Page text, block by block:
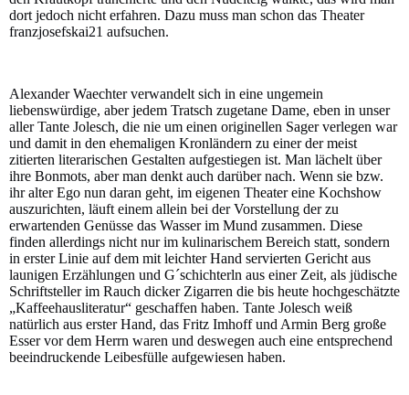
dort jedoch nicht erfahren. Dazu muss man schon das Theater
franzjosefskai21 aufsuchen.
Alexander Waechter verwandelt sich in eine ungemein
liebenswürdige, aber jedem Tratsch zugetane Dame, eben in unser
aller Tante Jolesch, die nie um einen originellen Sager verlegen war
und damit in den ehemaligen Kronländern zu einer der meist
zitierten literarischen Gestalten aufgestiegen ist. Man lächelt über
ihre Bonmots, aber man denkt auch darüber nach. Wenn sie bzw.
ihr alter Ego nun daran geht, im eigenen Theater eine Kochshow
auszurichten, läuft einem allein bei der Vorstellung der zu
erwartenden Genüsse das Wasser im Mund zusammen. Diese
finden allerdings nicht nur im kulinarischem Bereich statt, sondern
in erster Linie auf dem mit leichter Hand servierten Gericht aus
launigen Erzählungen und G´schichterln aus einer Zeit, als jüdische
Schriftsteller im Rauch dicker Zigarren die bis heute hochgeschätzte
„Kaffeehausliteratur“ geschaffen haben. Tante Jolesch weiß
natürlich aus erster Hand, das Fritz Imhoff und Armin Berg große
Esser vor dem Herrn waren und deswegen auch eine entsprechend
beeindruckende Leibesfülle aufgewiesen haben.